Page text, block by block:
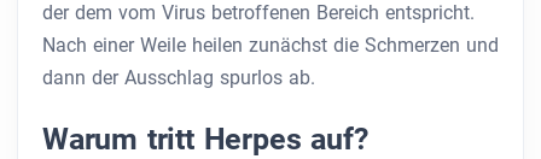
der dem vom Virus betroffenen Bereich entspricht.
Nach einer Weile heilen zunächst die Schmerzen und
dann der Ausschlag spurlos ab.
Warum tritt Herpes auf?